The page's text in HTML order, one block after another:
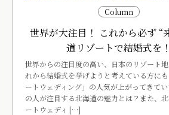
Column
世界が大注目！ これから必ず “
道リゾートで結婚式を！
世界からの注目度の高い、日本のリゾート
れから結婚式を挙げようと考えている方に
ートウェディング」の人気が上がってきて
の人が注目する北海道の魅力とは？また、
ートウェディ […]